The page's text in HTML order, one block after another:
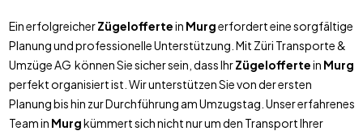
Ein erfolgreicherZügeloffertein Murgerfordert eine sorgfältige
Planung und professionelle Unterstützung. Mit Züri Transporte &
Umzüge AG können Sie sicher sein, dass IhrZügeloffertein Murg
perfekt organisiert ist. Wir unterstützen Sie von der ersten
Planung bis hin zur Durchführung am Umzugstag. Unser erfahrenes
Team in Murgkümmert sich nicht nur um den Transport Ihrer